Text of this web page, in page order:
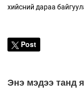
хийсний дараа
Post
Энэ мэдээ танд